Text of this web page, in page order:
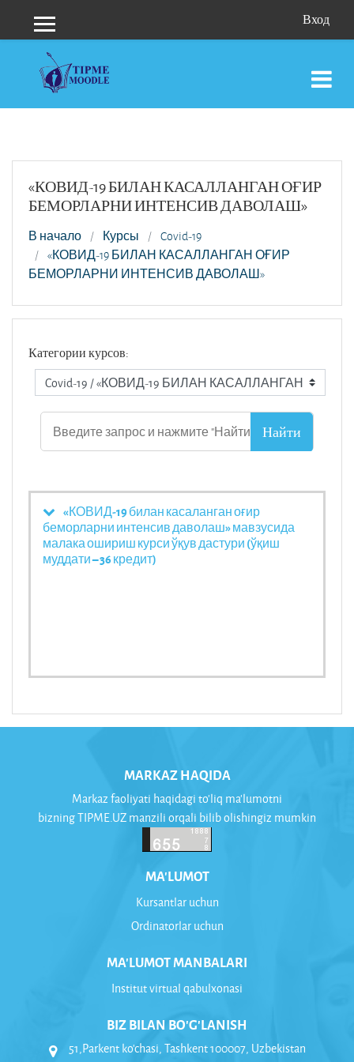
Боковая панель Вход
«КОВИД-19 БИЛАН КАСАЛЛАНГАН ОҒИР
БЕМОРЛАРНИ ИНТЕНСИВ ДАВОЛАШ»
В начало Курсы
Covid-19
«КОВИД-19 БИЛАН КАСАЛЛАНГАН ОҒИР
БЕМОРЛАРНИ ИНТЕНСИВ ДАВОЛАШ»
Категории курсов:
«КОВИД-19 билан касаланган оғир
беморларни интенсив даволаш» мавзусида
малака ошириш курси ўқув дастури (ўқиш
муддати – 36 кредит)
MARKAZ HAQIDA
Markaz faoliyati haqidagi to'liq ma'lumotni
bizning TIPME.UZ manzili orqali bilib olishingiz mumkin
MA'LUMOT
Kursantlar uchun
Ordinatorlar uchun
MA'LUMOT MANBALARI
Institut virtual qabulxonasi
BIZ BILAN BO'G'LANISH
51,Parkent ko'chasi, Tashkent 100007, Uzbekistan